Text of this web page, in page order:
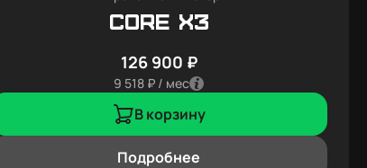
Core X3
126 900 ₽
9 518 ₽ / мес
В корзину
Подробнее